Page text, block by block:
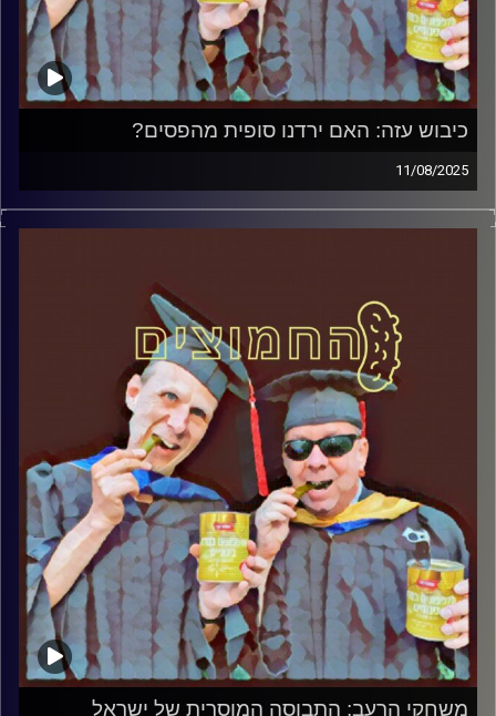
כיבוש עזה: האם ירדנו סופית מהפסים?
11/08/2025
המערכת הפוליטית על ספת הפסיכולוג, עם פרופסור בועז בן-
דוד ופרופסור גלעד הירשברגר
קרדיט תמונות:AudioVersity
משחקי הרעב: התבוסה המוסרית של ישראל